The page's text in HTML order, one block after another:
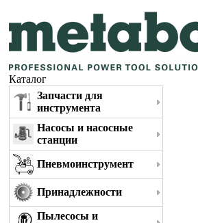
Каталог
Запчасти для
инструмента
Насосы и насосные
станции
Пневмоинструмент
Принадлежности
Пылесосы и